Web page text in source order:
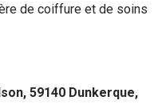
de coiffure et de soins
59140 Dunkerque,